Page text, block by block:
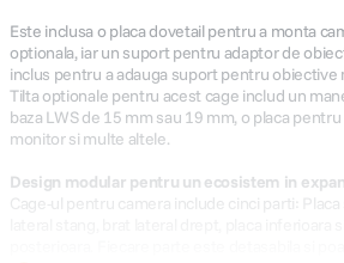
Este inclusa o placa dovetail pentru a monta
optionala, iar un suport pentru adaptor de
inclus pentru a adauga suport pentru obiective
Tilta optionale pentru acest cage includ un
baza LWS de 15 mm sau 19 mm, o placa
monitor si multe altele.
Design modular pentru un ecosistem in
Cage-ul pentru camera include cinci parti: